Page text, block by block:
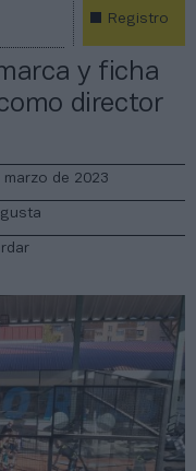
Registro
y ficha
director
marzo de 2023
gusta